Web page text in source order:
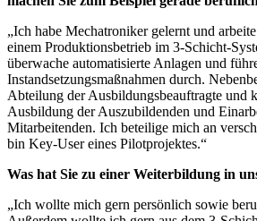
„Ich habe Mechatroniker gelernt und
einem Produktionsbetrieb im 3-Schicht-
überwache automatisierte Anlagen und
Instandsetzungsmaßnahmen durch.
Abteilung der Ausbildungsbeauftragte und
Ausbildung der Auszubildenden und
Mitarbeitenden. Ich beteilige mich an
bin Key-User eines Pilotprojektes.“
Was hat Sie zu einer Weiterbildung in
„Ich wollte mich gern persönlich sowie